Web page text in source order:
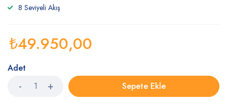
8 Seviyeli Akış
₺49.950,00
Adet
Sepete Ekle